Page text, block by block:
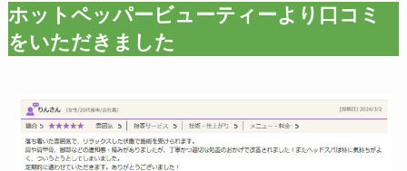
ホットペッパービューティーより口コミ
をいただきました